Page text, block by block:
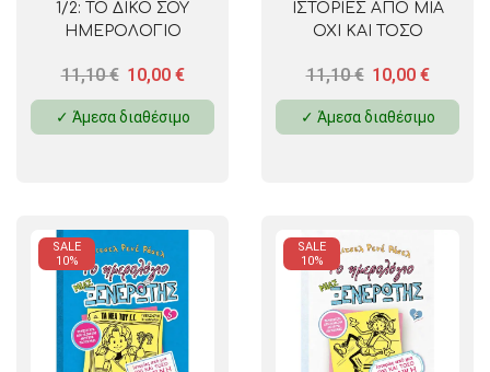
1/2: ΤΟ ΔΙΚΟ ΣΟΥ
ΗΜΕΡΟΛΟΓΙΟ
11,10€ 10,00 €
✓ Άμεσα διαθέσιμο
ΙΣΤΟΡΙΕΣ ΑΠΟ ΜΙΑ
ΟΧΙ ΚΑΙ ΤΟΣΟ
ΚΑΡΔΙΟΚΑΤΑΚΤΗΤΡΙΑ
11,10€ 10,00 €
✓ Άμεσα διαθέσιμο
SALE
10%
SALE
10%